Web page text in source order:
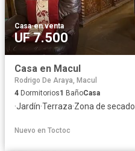
Casa·en venta
UF 7.500
Casa en Macul
Rodrigo De Araya, Macul
4 Dormitorios1 BañoCasa
·Jardín·Terraza·Zona de secado
Nuevo en Toctoc